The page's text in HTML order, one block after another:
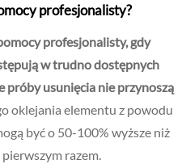
profesjonalisty?
profesjonalisty, gdy
w trudno dostępnych
próby usunięcia nie przynoszą
oklejania elementu z powodu
być o 50-100% wyższe niż
razem.